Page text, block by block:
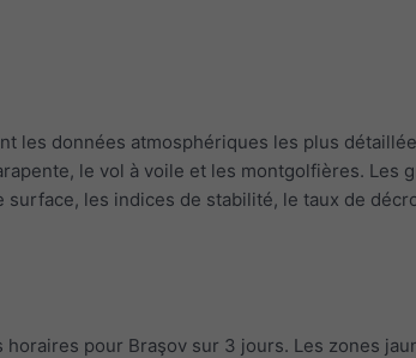
les données atmosphériques les plus
le vol à voile et les montgolfières. Les
les indices de stabilité, le taux de
pour Braşov sur 3 jours. Les zones